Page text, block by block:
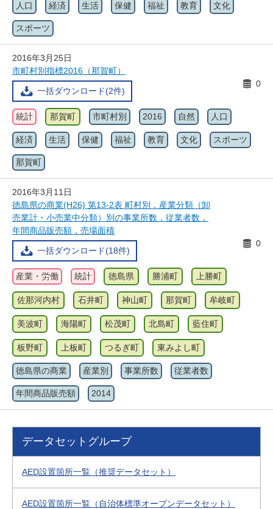
人口 経済 生活 保健 福祉 教育 文化
スポーツ
2016年3月25日
市町村別指標2016（那賀町）
一括ダウンロード(2件)
0
統計 那賀町 市町村別 2016 自然 人口
経済 生活 保健 福祉 教育 文化 スポーツ
那賀町
2016年3月11日
徳島県の商業(H26) 第13-2表 町村別，産業分類（卸
売業計・小売業中分類）別の事業所数，従業者数，
年間商品販売額，売場面積
一括ダウンロード(18件)
0
産業・労働 統計 徳島県 勝浦町 上勝町
佐那河内村 石井町 神山町 那賀町 牟岐町
美波町 海陽町 松茂町 北島町 藍住町
板野町 上板町 つるぎ町 東みよし町
徳島県の商業 産業別 事業所数 従業者数
年間商品販売額 2014
データセットグループ
AED設置箇所一覧（推奨データセット）
AED設置箇所一覧（自治体標準オープンデータセット）